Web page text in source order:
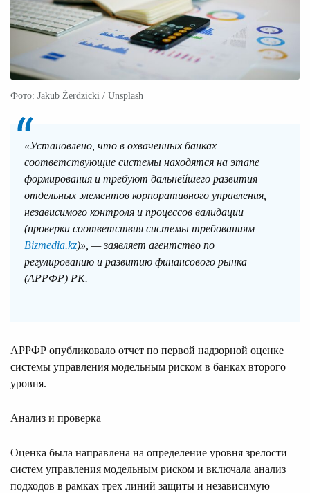
Фото: Jakub Żerdzicki / Unsplash
«Установлено, что в охваченных банках
соответствующие системы находятся на этапе
формирования и требуют дальнейшего развития
отдельных элементов корпоративного управления,
независимого контроля и процессов валидации
(проверки соответствия системы требованиям —
Bizmedia.kz)», — заявляет агентство по
регулированию и развитию финансового рынка
(АРРФР) РК.
АРРФР опубликовало отчет по первой надзорной оценке
системы управления модельным риском в банках второго
уровня.
Анализ и проверка
Оценка была направлена на определение уровня зрелости
систем управления модельным риском и включала анализ
подходов в рамках трех линий защиты и независимую